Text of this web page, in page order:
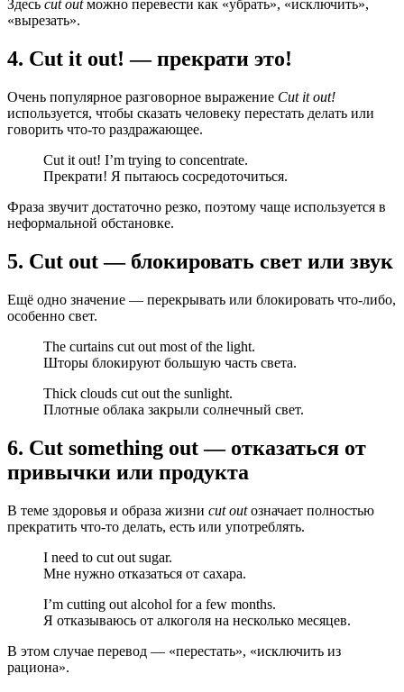
Здесь cut outможно перевести как «убрать», «исключить»,
«вырезать».
4. Cut it out! — прекрати это!
Очень популярное разговорное выражение Cut it out!
используется, чтобы сказать человеку перестать делать или
говорить что-то раздражающее.
Cut it out! I’m trying to concentrate.
Прекрати! Я пытаюсь сосредоточиться.
Фраза звучит достаточно резко, поэтому чаще используется в
неформальной обстановке.
5. Cut out — блокировать свет или звук
Ещё одно значение — перекрывать или блокировать что-либо,
особенно свет.
The curtains cut out most of the light.
Шторы блокируют большую часть света.
Thick clouds cut out the sunlight.
Плотные облака закрыли солнечный свет.
6. Cut something out — отказаться от
привычки или продукта
В теме здоровья и образа жизни cut outозначает полностью
прекратить что-то делать, есть или употреблять.
I need to cut out sugar.
Мне нужно отказаться от сахара.
I’m cutting out alcohol for a few months.
Я отказываюсь от алкоголя на несколько месяцев.
В этом случае перевод — «перестать», «исключить из
рациона».